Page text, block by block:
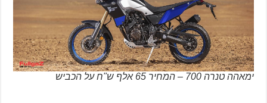
ימאהה טנרה 700 – המחיר 65 אלף ש"ח על הכביש